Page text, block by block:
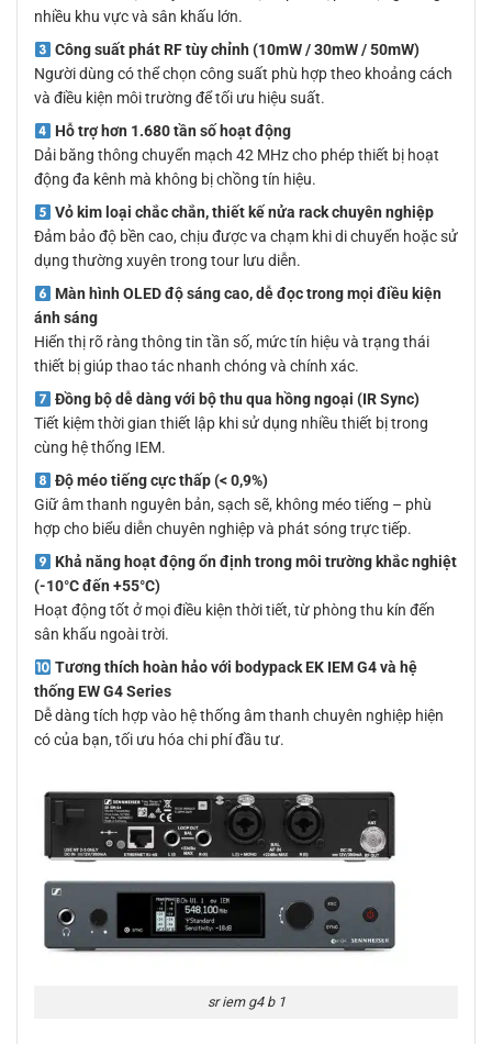
nhiều khu vực và sân khấu lớn.
Công suất phát RF tùy chỉnh (10mW / 30mW / 50mW)
Người dùng có thể chọn công suất phù hợp theo khoảng cách
và điều kiện môi trường để tối ưu hiệu suất.
Hỗ trợ hơn 1.680 tần số hoạt động
Dải băng thông chuyển mạch 42 MHz cho phép thiết bị hoạt
động đa kênh mà không bị chồng tín hiệu.
Vỏ kim loại chắc chắn, thiết kế nửa rack chuyên nghiệp
Đảm bảo độ bền cao, chịu được va chạm khi di chuyển hoặc sử
dụng thường xuyên trong tour lưu diễn.
Màn hình OLED độ sáng cao, dễ đọc trong mọi điều kiện
ánh sáng
Hiển thị rõ ràng thông tin tần số, mức tín hiệu và trạng thái
thiết bị giúp thao tác nhanh chóng và chính xác.
Đồng bộ dễ dàng với bộ thu qua hồng ngoại (IR Sync)
Tiết kiệm thời gian thiết lập khi sử dụng nhiều thiết bị trong
cùng hệ thống IEM.
Độ méo tiếng cực thấp (< 0,9%)
Giữ âm thanh nguyên bản, sạch sẽ, không méo tiếng – phù
hợp cho biểu diễn chuyên nghiệp và phát sóng trực tiếp.
Khả năng hoạt động ổn định trong môi trường khắc nghiệt
(-10°C đến +55°C)
Hoạt động tốt ở mọi điều kiện thời tiết, từ phòng thu kín đến
sân khấu ngoài trời.
Tương thích hoàn hảo với bodypack EK IEM G4 và hệ
thống EW G4 Series
Dễ dàng tích hợp vào hệ thống âm thanh chuyên nghiệp hiện
có của bạn, tối ưu hóa chi phí đầu tư.
sr iem g4 b 1